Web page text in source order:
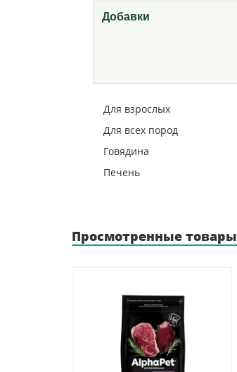
Добавки
Для взрослых
Для всех пород
Говядина
Печень
Просмотренные товары